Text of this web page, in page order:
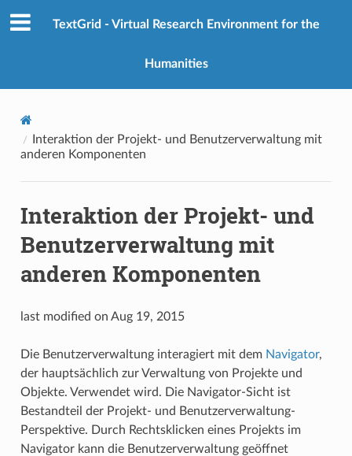
TextGrid - Virtual Research Environment for the
Humanities
Interaktion der Projekt- und Benutzerverwaltung mit
anderen Komponenten
Interaktion der Projekt- und
Benutzerverwaltung mit
anderen Komponenten
last modified on Aug 19, 2015
Die Benutzerverwaltung interagiert mit dem Navigator,
der hauptsächlich zur Verwaltung von Projekte und
Objekte. Verwendet wird. Die Navigator-Sicht ist
Bestandteil der Projekt- und Benutzerverwaltung-
Perspektive. Durch Rechtsklicken eines Projekts im
Navigator kann die Benutzerverwaltung geöffnet